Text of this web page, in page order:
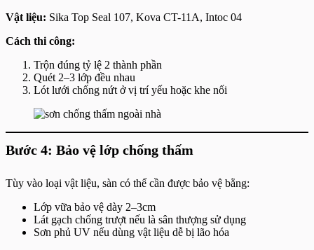
Vật liệu: Sika Top Seal 107, Kova CT-11A, Intoc 04
Cách thi công:
Trộn đúng tỷ lệ 2 thành phần
Quét 2–3 lớp đều nhau
Lót lưới chống nứt ở vị trí yếu hoặc khe nối
Bước 4: Bảo vệ lớp chống thấm
Tùy vào loại vật liệu, sàn có thể cần được bảo vệ bằng:
Lớp vữa bảo vệ dày 2–3cm
Lát gạch chống trượt nếu là sân thượng sử dụng
Sơn phủ UV nếu dùng vật liệu dễ bị lão hóa